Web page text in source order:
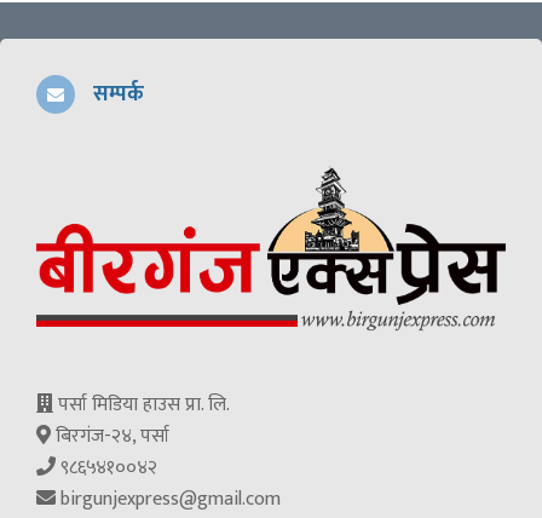
सम्पर्क
पर्सा मिडिया हाउस प्रा. लि.
बिरगंज-२४, पर्सा
९८६५४१००४२
birgunjexpress@gmail.com